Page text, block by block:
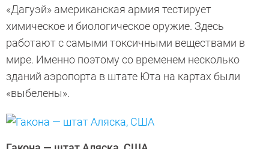
«Дагуэй» американская армия тестирует
химическое и биологическое оружие. Здесь
работают с самыми токсичными веществами в
мире. Именно поэтому со временем несколько
зданий аэропорта в штате Юта на картах были
«выбелены».